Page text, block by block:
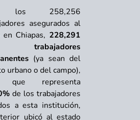
los 258,256
asegurados al
en Chiapas, 228,291
trabajadores
(ya sean del
urbano o del campo),
que representa
de los trabajadores
a esta institución,
ubicó al estado